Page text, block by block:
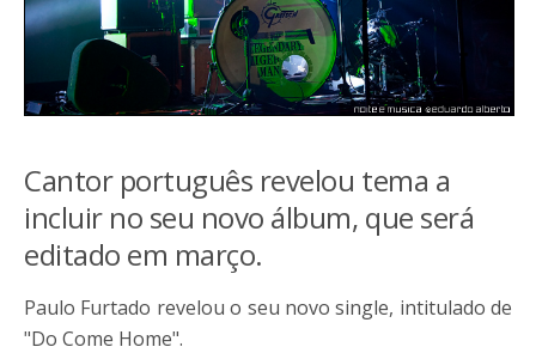
Cantor português revelou tema a
incluir no seu novo álbum, que será
editado em março.
Paulo Furtado revelou o seu novo single, intitulado de
"Do Come Home".